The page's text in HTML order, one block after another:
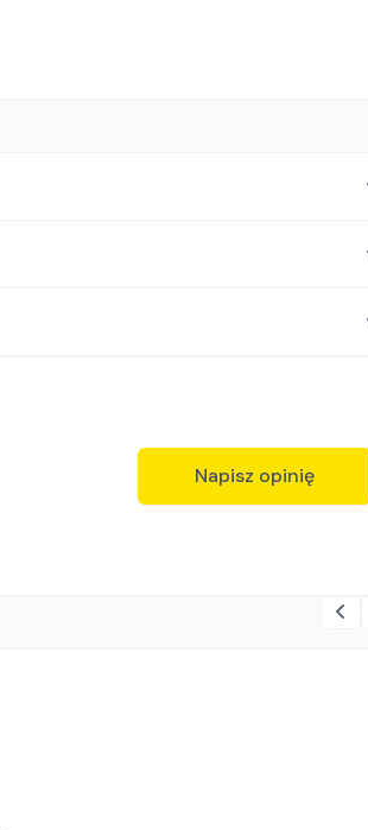
Napisz opinię